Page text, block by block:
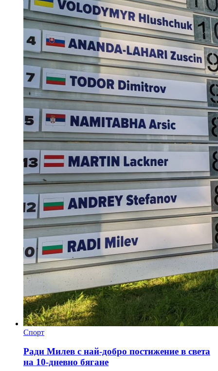
Спорт
Ради Милев с най-добро постижение в света
на 10-дневно бягане